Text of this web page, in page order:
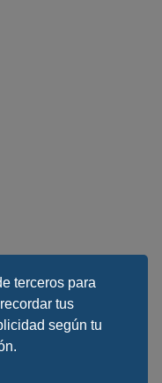
terceros para
tus
según tu